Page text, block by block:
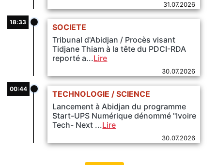
31.07.2026
SOCIETE
Tribunal d'Abidjan / Procès visant
Tidjane Thiam à la tête du PDCI-RDA
reporté a...Lire
30.07.2026
18:33
TECHNOLOGIE / SCIENCE
Lancement à Abidjan du programme
Start-UPS Numérique dénommé "Ivoire
Tech- Next ...Lire
30.07.2026
00:44